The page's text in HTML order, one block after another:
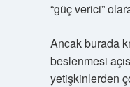
“güç verici”
Ancak burada
beslenmesi
yetişkinlerden